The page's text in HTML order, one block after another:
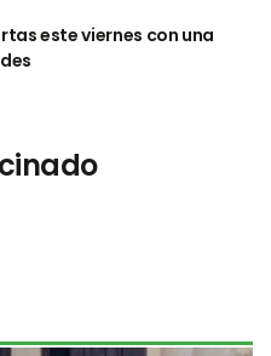
este viernes con una